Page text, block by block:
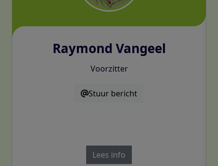
Raymond Vangeel
Voorzitter
Stuur bericht
Lees info